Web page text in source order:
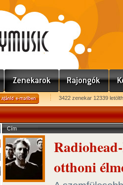
3422 zenekar 12339
Cím
otthoni